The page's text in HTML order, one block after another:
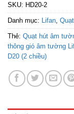
SKU: HD20-2
Danh mục: Lifan
Thẻ: Quạt hút âm
thông gió âm tường
D20 (2 chiều)